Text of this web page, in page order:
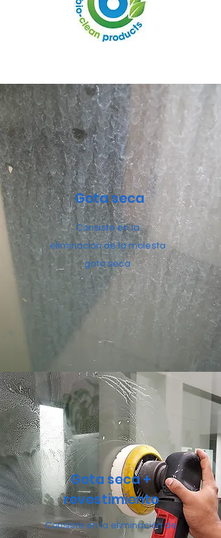
Gota seca
Consiste en la
eliminaciónde la molesta
gota seca
Gota seca +
revestimiento
Consiste en la eliminaciónde